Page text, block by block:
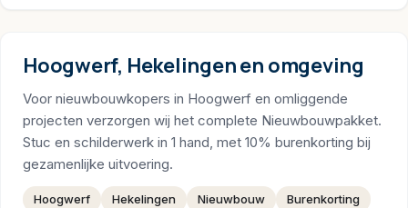
Hoogwerf, Hekelingen en omgeving
Voor nieuwbouwkopers in Hoogwerf en omliggende
projecten verzorgen wij het complete Nieuwbouwpakket.
Stuc en schilderwerk in 1 hand, met 10% burenkorting bij
gezamenlijke uitvoering.
Hoogwerf Hekelingen Nieuwbouw Burenkorting